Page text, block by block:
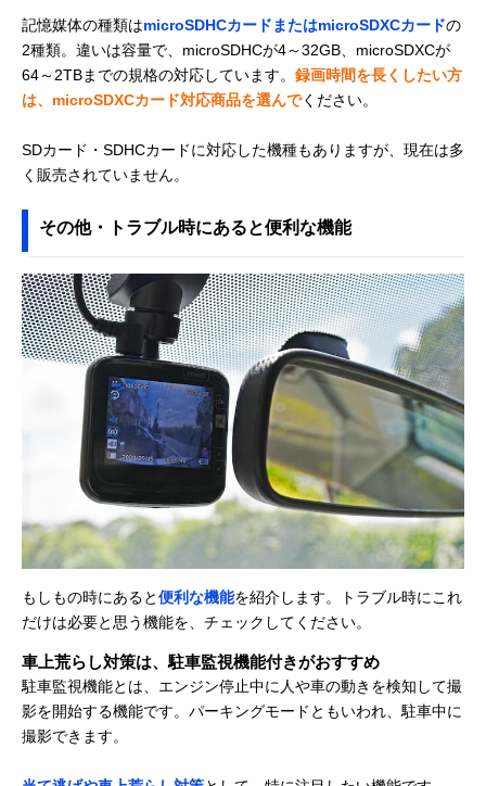
記憶媒体の種類はmicroSDHCカードまたはmicroSDXCカードの
2種類。違いは容量で、microSDHCが4～32GB、microSDXCが
64～2TBまでの規格の対応しています。 録画時間を長くしたい方
は、microSDXCカード対応商品を選んでください。
SDカード・SDHCカードに対応した機種もありますが、現在は多
く販売されていません。
その他・トラブル時にあると便利な機能
もしもの時にあると便利な機能を紹介します。トラブル時にこれ
だけは必要と思う機能を、チェックしてください。
車上荒らし対策は、駐車監視機能付きがおすすめ
駐車監視機能とは、エンジン停止中に人や車の動きを検知して撮
影を開始する機能です。パーキングモードともいわれ、駐車中に
撮影できます。